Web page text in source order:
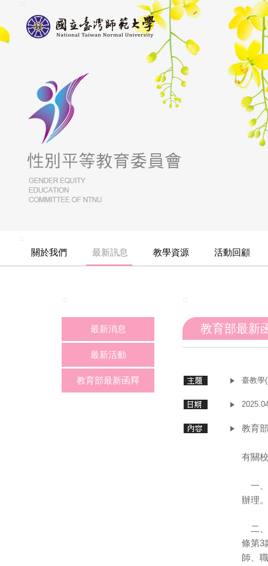
:::
:::
關於我們 最新訊息 教學資源 活動回顧
:::
最新消息
最新活動
教育部最新函釋
:::
教育部最新
臺教學
教育
有關
一、
辦理。
二、
條第3
師、